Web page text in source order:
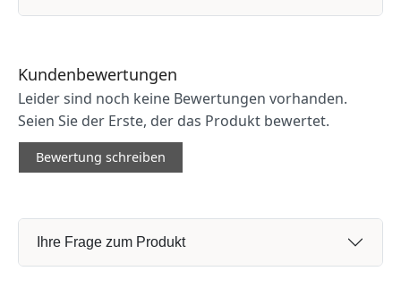
Kundenbewertungen
Leider sind noch keine Bewertungen vorhanden.
Seien Sie der Erste, der das Produkt bewertet.
Bewertung schreiben
Ihre Frage zum Produkt